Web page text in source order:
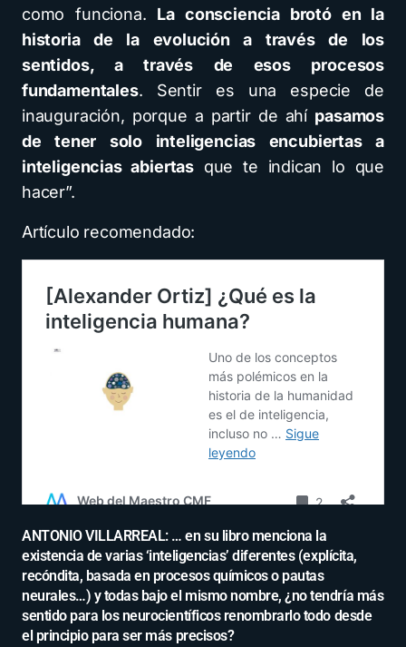
como funciona. La consciencia brotó en la
historia de la evolución a través de los
sentidos, a través de esos procesos
fundamentales. Sentir es una especie de
inauguración, porque a partir de ahí pasamos
de tener solo inteligencias encubiertas a
inteligencias abiertas que te indican lo que
hacer”.
Artículo recomendado:
ANTONIO VILLARREAL: … en su libro menciona la
existencia de varias ‘inteligencias’ diferentes (explícita,
recóndita, basada en procesos químicos o pautas
neurales…) y todas bajo el mismo nombre, ¿no tendría más
sentido para los neurocientíficos renombrarlo todo desde
el principio para ser más precisos?